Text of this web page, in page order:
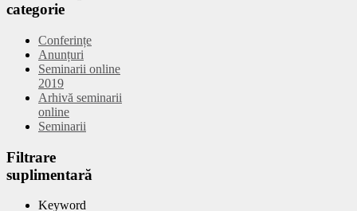
categorie
Conferințe
Anunțuri
Seminarii online
2019
Arhivă seminarii
online
Seminarii
Filtrare
suplimentară
Keyword